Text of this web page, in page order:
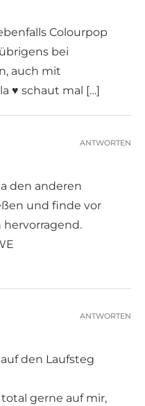
Colourpop
bei
auch mit
♥ schaut mal […]
den anderen
und finde vor
ANTWORTEN
den Laufsteg
gerne auf mir,
ANTWORTEN